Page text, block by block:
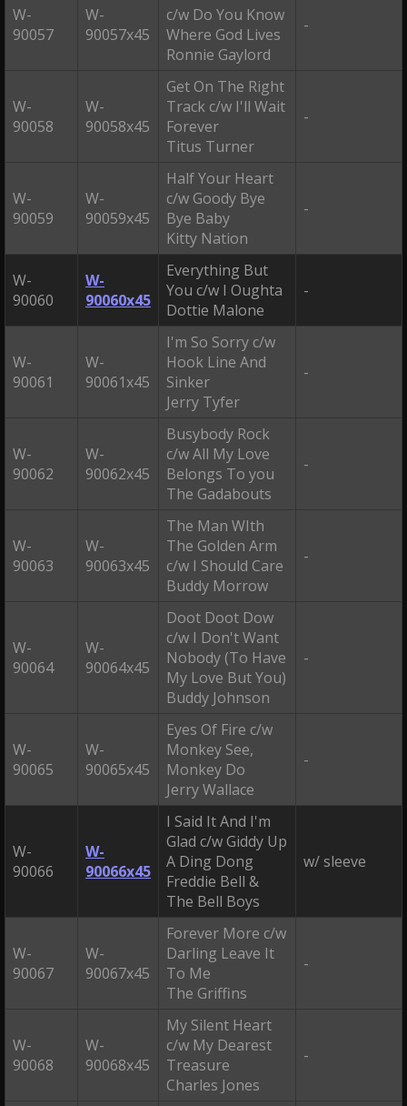
W-
90057
W-
90057x45
c/w Do You Know
Where God Lives
Ronnie Gaylord
-
W-
90058
W-
90058x45
Get On The Right
Track c/w I'll Wait
Forever
Titus Turner
-
W-
90059
W-
90059x45
Half Your Heart
c/w Goody Bye
Bye Baby
Kitty Nation
-
W-
90060
W-
90060x45
Everything But
You c/w I Oughta
Dottie Malone
-
W-
90061
W-
90061x45
I'm So Sorry c/w
Hook Line And
Sinker
Jerry Tyfer
-
W-
90062
W-
90062x45
Busybody Rock
c/w All My Love
Belongs To you
The Gadabouts
-
W-
90063
W-
90063x45
The Man WIth
The Golden Arm
c/w I Should Care
Buddy Morrow
-
W-
90064
W-
90064x45
Doot Doot Dow
c/w I Don't Want
Nobody (To Have
My Love But You)
Buddy Johnson
-
W-
90065
W-
90065x45
Eyes Of Fire c/w
Monkey See,
Monkey Do
Jerry Wallace
-
W-
90066
W-
90066x45
I Said It And I'm
Glad c/w Giddy Up
A Ding Dong
Freddie Bell &
The Bell Boys
w/ sleeve
W-
90067
W-
90067x45
Forever More c/w
Darling Leave It
To Me
The Griffins
-
W-
90068
W-
90068x45
My Silent Heart
c/w My Dearest
Treasure
Charles Jones
-